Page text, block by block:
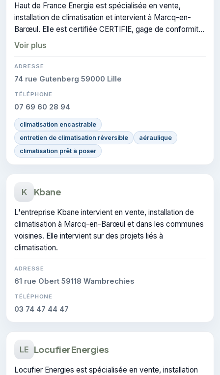
Haut de France Energie est spécialisée en vente,
installation de climatisation et intervient à Marcq-en-
Barœul. Elle est certifiée CERTIFIE, gage de conformité
sur les interventions réalisées.
Voir plus
ADRESSE
74 rue Gutenberg 59000 Lille
TÉLÉPHONE
07 69 60 28 94
climatisation encastrable
entretien de climatisation réversible
aéraulique
climatisation prêt à poser
K Kbane
L'entreprise Kbane intervient en vente, installation de
climatisation à Marcq-en-Barœul et dans les communes
voisines. Elle intervient sur des projets liés à
climatisation.
ADRESSE
61 rue Obert 59118 Wambrechies
TÉLÉPHONE
03 74 47 44 47
LE Locufier Energies
Locufier Energies est spécialisée en vente, installation